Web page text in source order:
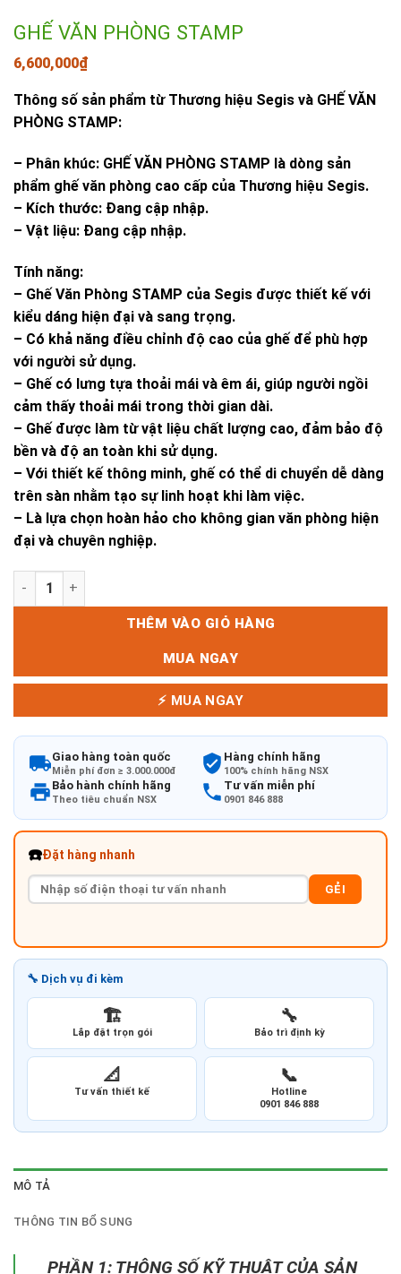
GHẾ VĂN PHÒNG STAMP
6,600,000₫
Thông số sản phẩm từ Thương hiệu Segis và GHẾ VĂN
PHÒNG STAMP:
– Phân khúc: GHẾ VĂN PHÒNG STAMP là dòng sản
phẩm ghế văn phòng cao cấp của Thương hiệu Segis.
– Kích thước: Đang cập nhập.
– Vật liệu: Đang cập nhập.
Tính năng:
– Ghế Văn Phòng STAMP của Segis được thiết kế với
kiểu dáng hiện đại và sang trọng.
– Có khả năng điều chỉnh độ cao của ghế để phù hợp
với người sử dụng.
– Ghế có lưng tựa thoải mái và êm ái, giúp người ngồi
cảm thấy thoải mái trong thời gian dài.
– Ghế được làm từ vật liệu chất lượng cao, đảm bảo độ
bền và độ an toàn khi sử dụng.
– Với thiết kế thông minh, ghế có thể di chuyển dễ dàng
trên sàn nhằm tạo sự linh hoạt khi làm việc.
– Là lựa chọn hoàn hảo cho không gian văn phòng hiện
đại và chuyên nghiệp.
GHẾ VĂN PHÒNG STAMP số lượng
THÊM VÀO GIỎ HÀNG
MUA NGAY
⚡ MUA NGAY
Giao hàng toàn quốc
Miễn phí đơn ≥ 3.000.000đ
Hàng chính hãng
100% chính hãng NSX
Bảo hành chính hãng
Theo tiêu chuẩn NSX
Tư vấn miễn phí
0901 846 888
☎️Đặt hàng nhanh
GẺI
🔧 Dịch vụ đi kèm
🏗️
Lắp đặt trọn gói
🔧
Bảo trì định kỳ
📐
Tư vấn thiết kế
📞
Hotline
0901 846 888
MÔ TẢ
THÔNG TIN BỔ SUNG
PHẦN 1: THÔNG SỐ KỸ THUẬT CỦA SẢN